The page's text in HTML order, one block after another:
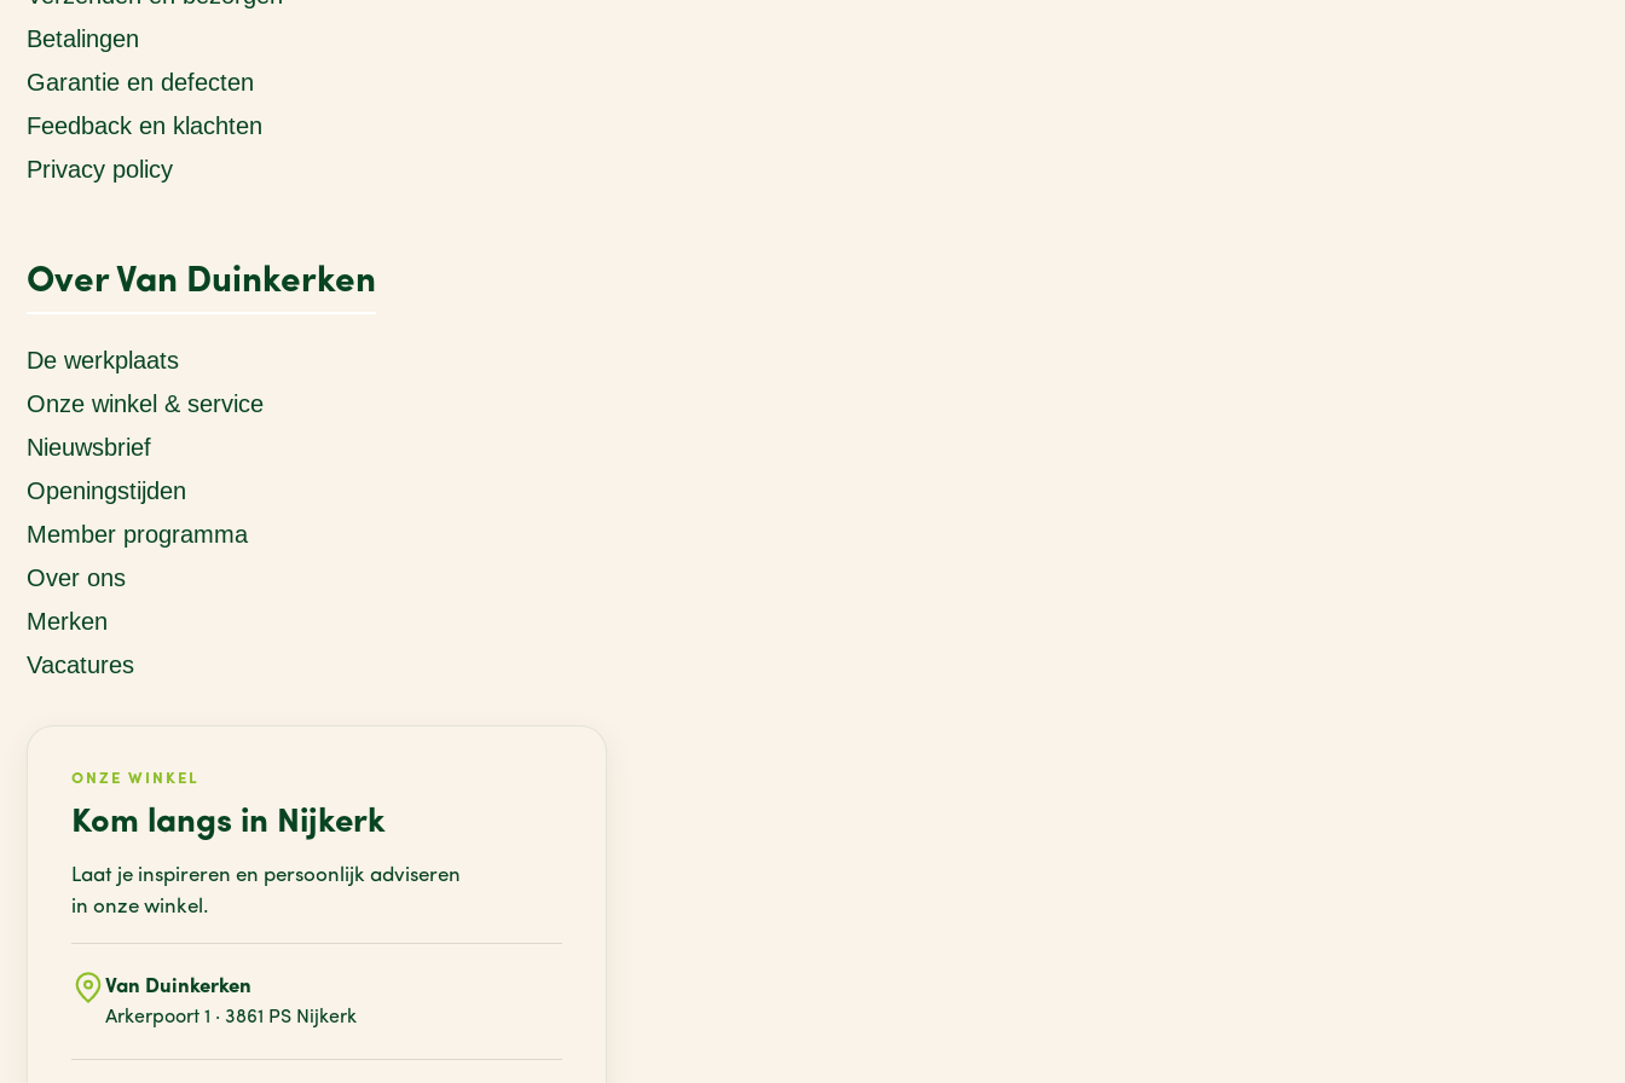
Betalingen
Garantie en defecten
Feedback en klachten
Privacy policy
Over Van Duinkerken
De werkplaats
Onze winkel & service
Nieuwsbrief
Openingstijden
Member programma
Over ons
Merken
Vacatures
ONZE WINKEL
Kom langs in Nijkerk
Laat je inspireren en persoonlijk adviseren
in onze winkel.
Van Duinkerken
Arkerpoort 1 · 3861 PS Nijkerk